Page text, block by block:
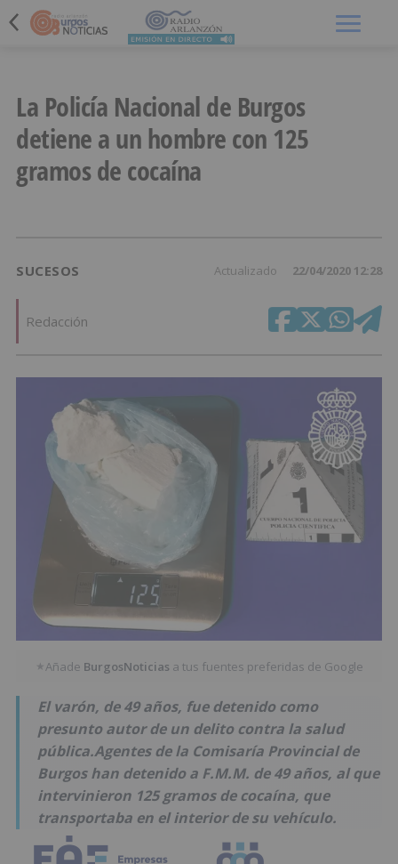
La Policía Nacional de Burgos
detiene a un hombre con 125
gramos de cocaína
SUCESOS Actualizado 22/04/2020 12:28
Redacción
★Añade BurgosNoticias a tus fuentes preferidas de Google
El varón, de 49 años, fue detenido como
presunto autor de un delito contra la salud
pública.Agentes de la Comisaría Provincial de
Burgos han detenido a F.M.M. de 49 años, al que
intervinieron 125 gramos de cocaína, que
transportaba en el interior de su vehículo.